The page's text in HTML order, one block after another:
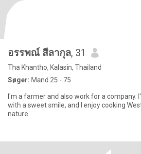
อรรพณ์ สีลากุล, 31
Tha Khantho, Kalasin, Thailand
Søger: Mand 25 - 75
I'm a farmer and also work for a company.
with a sweet smile, and I enjoy cooking
nature.